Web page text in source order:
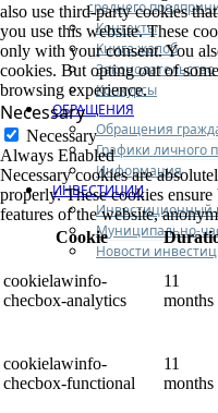
среднего
Контакты
Книга жалоб
Законодательство
Конкурсы
ОБРАЩЕНИЯ
Обращения
Графики личного
Информация
ИНВЕСТИЦИИ
Инвестиционный
Муниципально-
Новости
also use third-party cookies
you use this website. These
only with your consent. You
cookies. But opting out of
browsing experience.
Necessary
Necessary
Always Enabled
Necessary cookies are
properly. These cookies
features of the website,
Cookie
cookielawinfo-
checbox-analytics
11
months
cookielawinfo-
checbox-functional
11
months